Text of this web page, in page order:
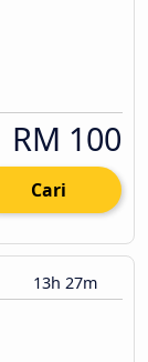
RM 100
Cari
13h 27m